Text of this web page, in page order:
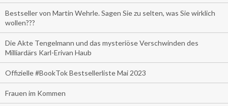
Bestseller von Martin Wehrle. Sagen Sie zu selten, was Sie wirklich
wollen???
Die Akte Tengelmann und das mysteriöse Verschwinden des
Milliardärs Karl-Erivan Haub
Offizielle #BookTok Bestsellerliste Mai 2023
Frauen im Kommen